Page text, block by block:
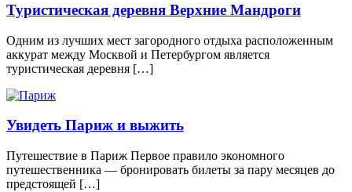
Туристическая деревня Верхние Мандроги
Одним из лучших мест загородного отдыха расположенным
аккурат между Москвой и Петербургом является
туристическая деревня […]
Увидеть Париж и выжить
Путешествие в Париж Первое правило экономного
путешественника — бронировать билеты за пару месяцев до
предстоящей […]